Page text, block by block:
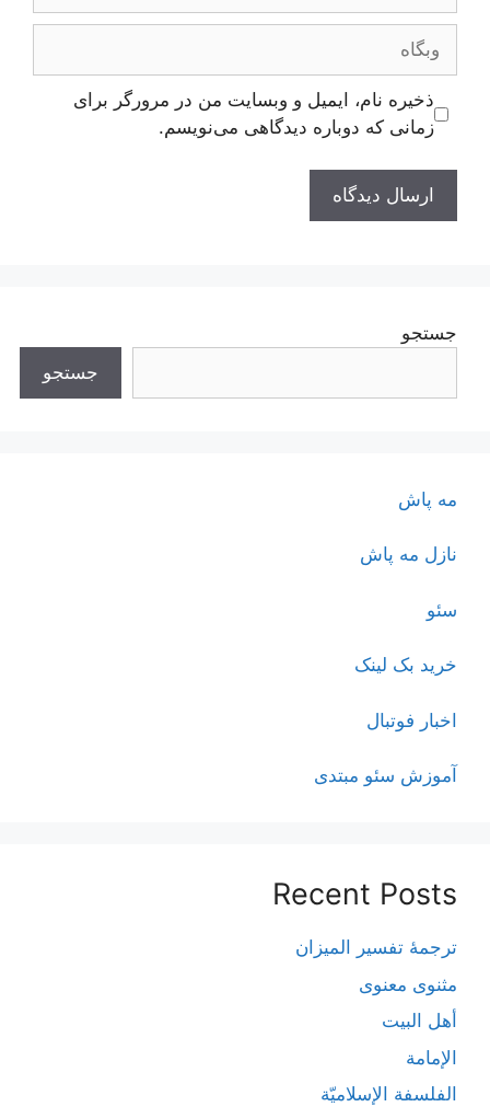
وبگاه
ذخیره نام، ایمیل و وبسایت من در مرورگر برای
زمانی که دوباره دیدگاهی می‌نویسم.
جستجو
جستجو
مه پاش
نازل مه پاش
سئو
خرید بک لینک
اخبار فوتبال
آموزش سئو مبتدی
Recent Posts
ترجمۀ تفسیر المیزان
مثنوی معنوی
أهل البيت
الإمامة
الفلسفة الإسلاميّة